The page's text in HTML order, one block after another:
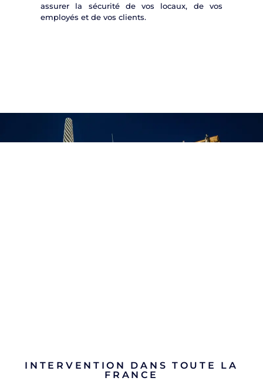
assurer la sécurité de vos locaux, de vos
employés et de vos clients.
INTERVENTION DANS TOUTE LA
FRANCE